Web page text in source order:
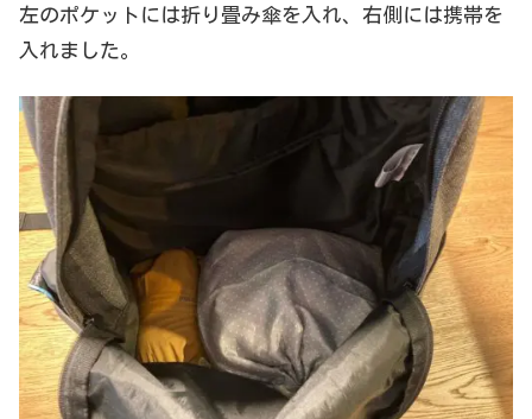
左のポケットには折り畳み傘を入れ、右側には携帯を
入れました。